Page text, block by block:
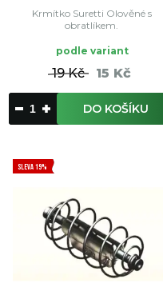
Krmítko Suretti Olověné s
obratlíkem.
podle variant
19 Kč 15 Kč
DO KOŠÍKU
SLEVA 19%